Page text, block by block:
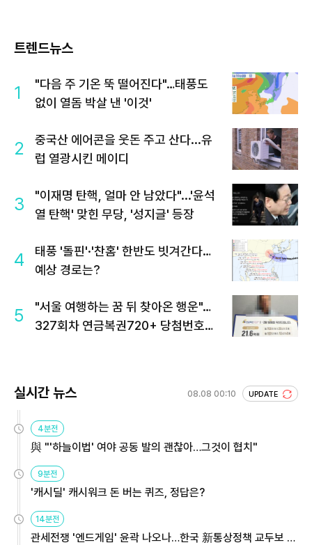
트렌드뉴스
1
"다음 주 기온 뚝 떨어진다"…태풍도
없이 열돔 박살 낸 '이것'
2
중국산 에어콘을 웃돈 주고 산다...유
럽 열광시킨 메이디
3
"이재명 탄핵, 얼마 안 남았다"...'윤석
열 탄핵' 맞힌 무당, '성지글' 등장
4
태풍 '돌핀'·'찬홈' 한반도 빗겨간다…
예상 경로는?
5
"서울 여행하는 꿈 뒤 찾아온 행운"…
327회차 연금복권720+ 당첨번호조
실시간 뉴스 08.08 00:10 UPDATE
4분전
與 "'하늘이법' 여야 공동 발의 괜찮아…그것이 협치"
9분전
'캐시딜' 캐시워크 돈 버는 퀴즈, 정답은?
14분전
관세전쟁 '엔드게임' 윤곽 나오나…한국 新통상정책 교두보 활